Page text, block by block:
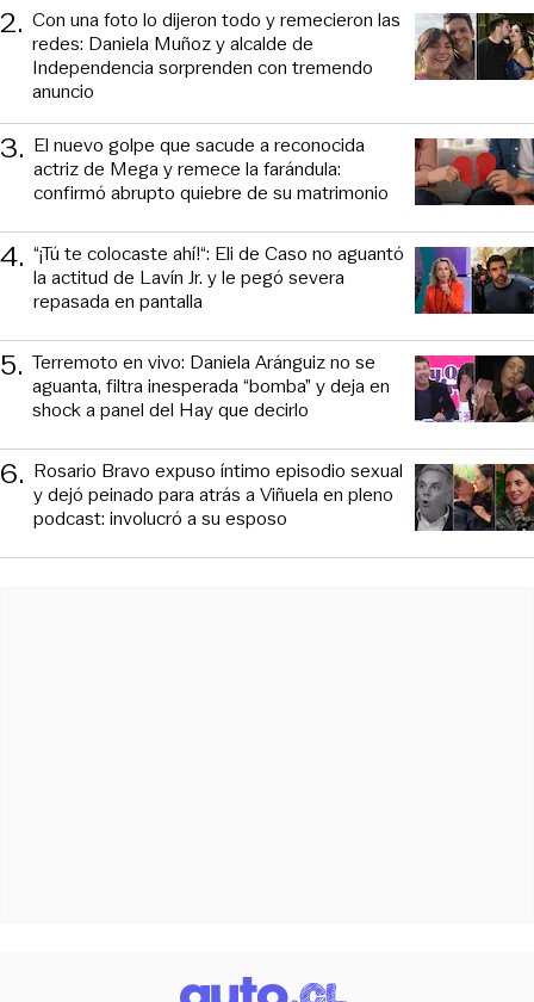
2. Con una foto lo dijeron todo y remecieron las
redes: Daniela Muñoz y alcalde de
Independencia sorprenden con tremendo
anuncio
3. El nuevo golpe que sacude a reconocida
actriz de Mega y remece la farándula:
confirmó abrupto quiebre de su matrimonio
4. “¡Tú te colocaste ahí!“: Eli de Caso no aguantó
la actitud de Lavín Jr. y le pegó severa
repasada en pantalla
5. Terremoto en vivo: Daniela Aránguiz no se
aguanta, filtra inesperada “bomba” y deja en
shock a panel del Hay que decirlo
6. Rosario Bravo expuso íntimo episodio sexual
y dejó peinado para atrás a Viñuela en pleno
podcast: involucró a su esposo